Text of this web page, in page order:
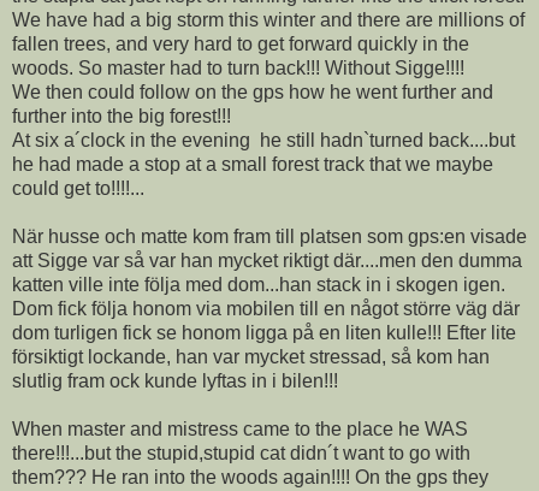
We have had a big storm this winter and there are millions of
fallen trees, and very hard to get forward quickly in the
woods. So master had to turn back!!! Without Sigge!!!!
We then could follow on the gps how he went further and
further into the big forest!!!
At six a´clock in the evening he still hadn`turned back....but
he had made a stop at a small forest track that we maybe
could get to!!!!...
När husse och matte kom fram till platsen som gps:en visade
att Sigge var så var han mycket riktigt där....men den dumma
katten ville inte följa med dom...han stack in i skogen igen.
Dom fick följa honom via mobilen till en något större väg där
dom turligen fick se honom ligga på en liten kulle!!! Efter lite
försiktigt lockande, han var mycket stressad, så kom han
slutlig fram ock kunde lyftas in i bilen!!!
When master and mistress came to the place he WAS
there!!!...but the stupid,stupid cat didn´t want to go with
them??? He ran into the woods again!!!! On the gps they